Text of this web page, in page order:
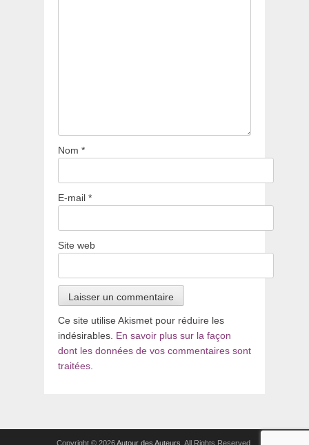
Nom *
E-mail *
Site web
Ce site utilise Akismet pour réduire les
indésirables. En savoir plus sur la façon
dont les données de vos commentaires sont
traitées.
Copyright © 2026Autour des Auteurs . All Rights Reserved.